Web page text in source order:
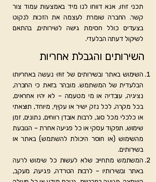
תכני זוּזוּ, אנא דווחו לנו מיד באמצעות עמוד צור
קשר. החברה שומרת לעצמה את הזכות לנקוט
בצעדים כולל חסימת גישה לשירותים, בהתאם
לשיקול דעתה הבלעדי.
השירותים והגבלת אחריות
השימוש באתר ובשירותים של זוּזוּ נעשה באחריותו
הבלעדית של המשתמש. מובהר בזאת כי החברה,
נציגיה, עובדיה או מי מטעמה – לא יהיו אחראים,
בכל מקרה, לכל נזק ישיר או עקיף, מיוחד, תוצאתי
או כלכלי מכל סוג, לרבות אובדן רווחים, נתונים, זמן
שימוש, תפקוד עסקי או כל פגיעה אחרת – הנובעת
מהשימוש (או חוסר היכולת להשתמש) באתר או
בשירותים.
המשתמש מתחייב שלא לעשות כל שימוש לרעה
באתר ובשירותיו – לרבות הטרדה, פגיעה, מעקב,